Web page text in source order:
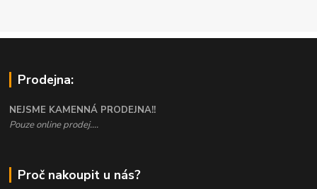
Prodejna:
NEJSME KAMENNÁ PRODEJNA!!
Pouze online prodej....
Proč nakoupit u nás?